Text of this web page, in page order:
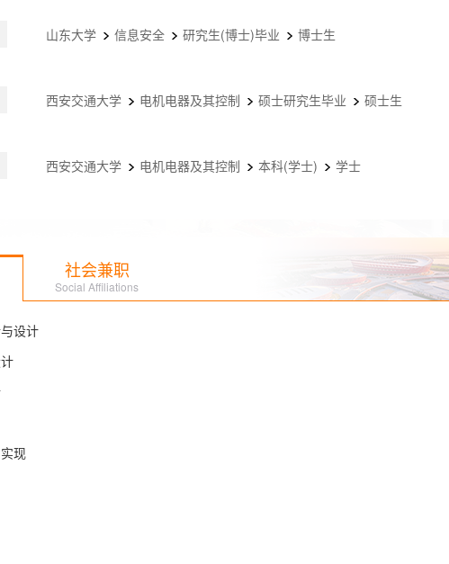
山东大学 信息安全 研究生(博士)毕业 博士生
西安交通大学 电机电器及其控制 硕士研究生毕业 硕士生
西安交通大学 电机电器及其控制 本科(学士) 学士
社会兼职
Social Affiliations
设计
现